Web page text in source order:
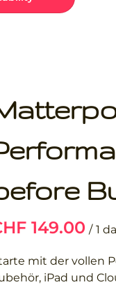
/
mit der vollen
iPad und